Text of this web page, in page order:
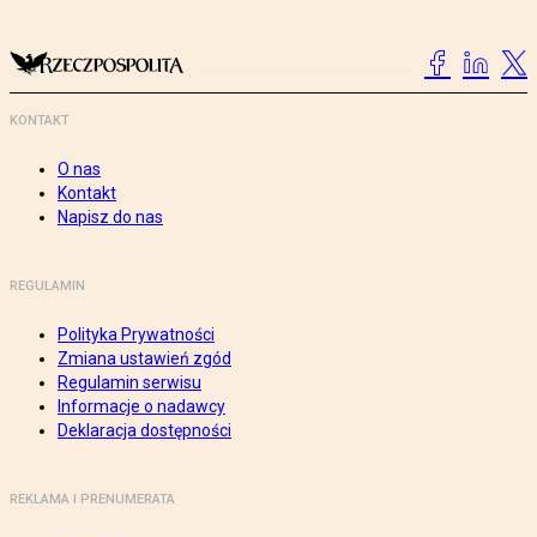
KONTAKT
O nas
Kontakt
Napisz do nas
REGULAMIN
Polityka Prywatności
Zmiana ustawień zgód
Regulamin serwisu
Informacje o nadawcy
Deklaracja dostępności
REKLAMA I PRENUMERATA